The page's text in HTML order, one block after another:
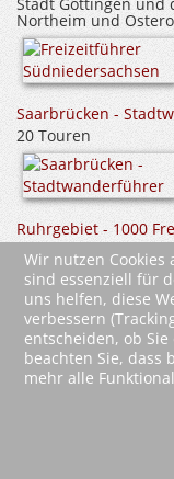
Northeim und
Saarbrücken -
20 Touren
Ruhrgebiet - 1000
Städte, Natur,
Wir nutzen Cookies
sind essenziell für
uns helfen, diese
verbessern
entscheiden, ob
beachten Sie, dass
mehr alle